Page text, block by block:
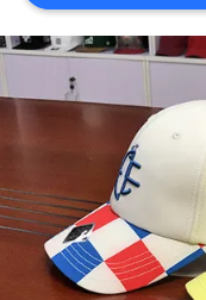
साइटमैप
PRIVACY
POLICY